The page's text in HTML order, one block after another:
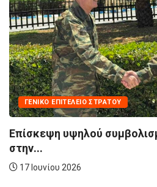
ΓΕΝΙΚΌ ΕΠΙΤΕΛΕΊΟ ΣΤΡΑΤΟΎ
Επίσκεψη υψηλού
στην...
17 Ιουνίου 2026